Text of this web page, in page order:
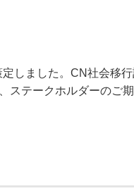
しました。CN社会移
ステークホルダーのご期